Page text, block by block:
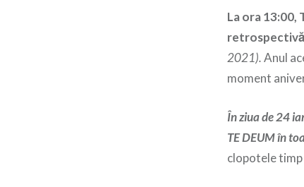
La ora 13:00,
retrospectivă
2021).Anul
moment
În ziua de 24
TE DEUM în
clopotele timp